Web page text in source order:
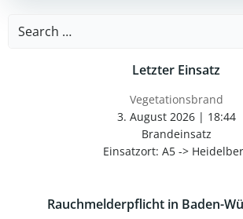
navigation
Search
Letzter Einsatz
Vegetationsbrand
3. August 2026| 18:44
Brandeinsatz
Einsatzort: A5 ->
Rauchmelderpflicht in Baden-